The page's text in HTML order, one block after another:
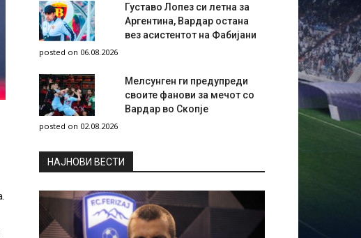
Густаво Лопез си летна за
Аргентина, Вардар остана
вез асистентот на Фабијани
posted on 06.08.2026
Мелсунген ги предупреди
своите фанови за мечот со
Вардар во Скопје
posted on 02.08.2026
НAЈНОВИ ВЕСТИ